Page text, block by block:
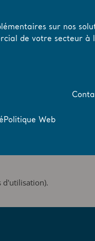
d'utilisation).
sur nos
de votre secteur à
Politique Web